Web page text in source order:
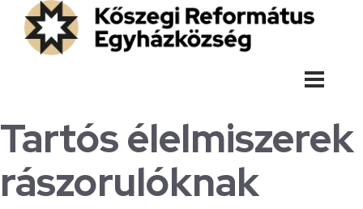
Tartós élelmiszerek
rászorulóknak